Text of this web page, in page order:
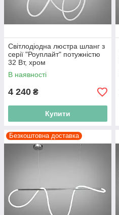
Світлодіодна люстра шланг з
серії "Роуплайт" потужністю
32 Вт, хром
В наявності
4 240 ₴
Купити
Безкоштовна доставка